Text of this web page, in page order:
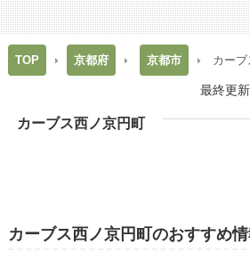
TOP 京都府 京都市 カーブ
最終更
カーブス西ノ京円町
カーブス西ノ京円町のおすすめ